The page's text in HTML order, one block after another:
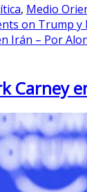
, Medio
on Trump y
Irán – Por
Carney